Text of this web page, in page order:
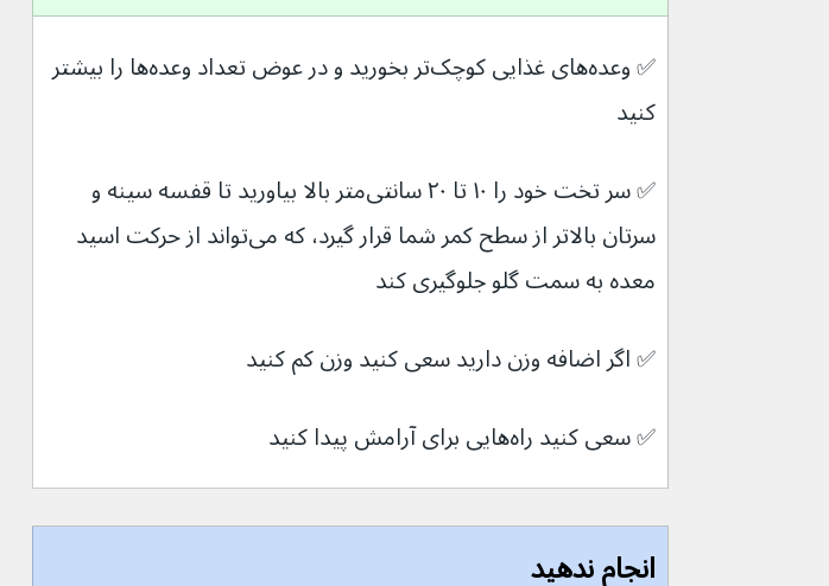
✅
وعده‌های غذایی کوچک‌تر بخورید و در عوض تعداد وعده‌ها را بیشتر
کنید
✅
سر تخت خود را ۱۰ تا ۲۰ سانتی‌متر بالا بیاورید تا قفسه سینه و
سرتان بالاتر از سطح کمر شما قرار گیرد، که می‌تواند از حرکت اسید
معده به سمت گلو جلوگیری کند
✅ اگر اضافه وزن دارید سعی کنید وزن کم کنید
✅ سعی کنید راه‌هایی برای آرامش پیدا کنید
انجام ندهید